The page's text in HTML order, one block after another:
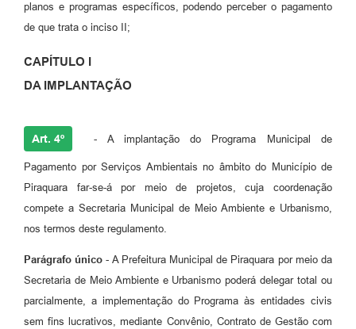
planos e programas específicos, podendo perceber o pagamento
de que trata o inciso II;
CAPÍTULO I
DA IMPLANTAÇÃO
Art. 4º - A implantação do Programa Municipal de
Pagamento por Serviços Ambientais no âmbito do Município de
Piraquara far-se-á por meio de projetos, cuja coordenação
compete a Secretaria Municipal de Meio Ambiente e Urbanismo,
nos termos deste regulamento.
Parágrafo único - A Prefeitura Municipal de Piraquara por meio da
Secretaria de Meio Ambiente e Urbanismo poderá delegar total ou
parcialmente, a implementação do Programa às entidades civis
sem fins lucrativos, mediante Convênio, Contrato de Gestão com